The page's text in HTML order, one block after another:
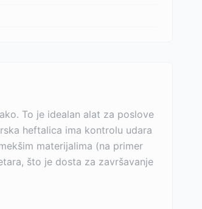
To je idealan alat za poslove
heftalica ima kontrolu udara
materijalima (na primer
što je dosta za završavanje